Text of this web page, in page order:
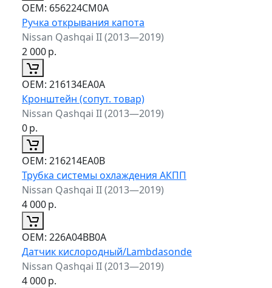
ОЕМ: 656224CM0A
Ручка открывания капота
Nissan Qashqai II (2013—2019)
2 000р.
ОЕМ: 216134EA0A
Кронштейн (сопут. товар)
Nissan Qashqai II (2013—2019)
0р.
ОЕМ: 216214EA0B
Трубка системы охлаждения АКПП
Nissan Qashqai II (2013—2019)
4 000р.
ОЕМ: 226A04BB0A
Датчик кислородный/Lambdasonde
Nissan Qashqai II (2013—2019)
4 000р.